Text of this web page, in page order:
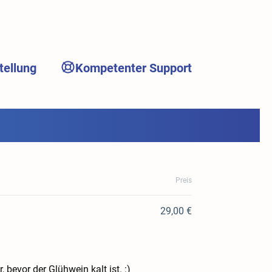
Kompetenter Support
Preis
bevor der Glühwein kalt ist. :)
29,00 €